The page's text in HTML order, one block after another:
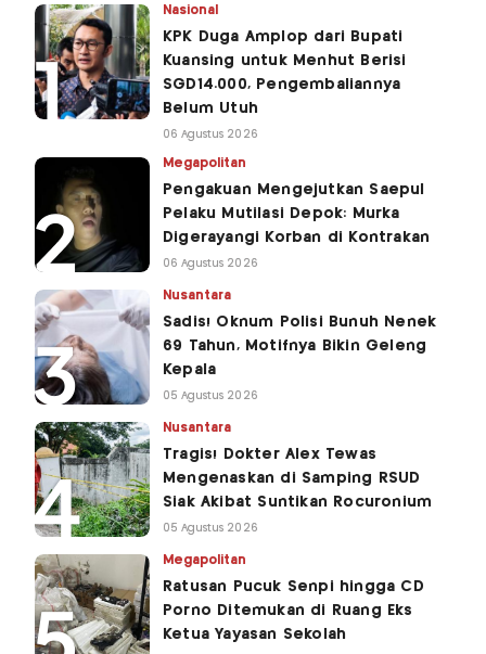
Nasional
KPK Duga Amplop dari Bupati
Kuansing untuk Menhut Berisi
SGD14.000, Pengembaliannya
Belum Utuh
06 Agustus 2026
Megapolitan
Pengakuan Mengejutkan Saepul
Pelaku Mutilasi Depok: Murka
Digerayangi Korban di Kontrakan
06 Agustus 2026
Nusantara
Sadis! Oknum Polisi Bunuh Nenek
69 Tahun, Motifnya Bikin Geleng
Kepala
05 Agustus 2026
Nusantara
Tragis! Dokter Alex Tewas
Mengenaskan di Samping RSUD
Siak Akibat Suntikan Rocuronium
05 Agustus 2026
Megapolitan
Ratusan Pucuk Senpi hingga CD
Porno Ditemukan di Ruang Eks
Ketua Yayasan Sekolah